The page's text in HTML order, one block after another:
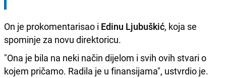
On je prokomentarisao i Edinu Ljubuškić, koja se
spominje za novu direktoricu.
"Ona je bila na neki način dijelom i svih ovih stvari o
kojem pričamo. Radila je u finansijama", ustvrdio je.